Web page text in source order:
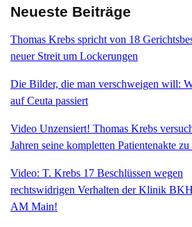
Neueste Beiträge
Thomas Krebs spricht von 18
neuer Streit um Lockerungen
Die Bilder, die man verschweigen will:
auf Ceuta passiert
Video Unzensiert! Thomas Krebs
Jahren seine kompletten Patientenakte
Video: T. Krebs 17 Beschlüssen wegen
rechtswidrigen Verhalten der Klinik
AM Main!